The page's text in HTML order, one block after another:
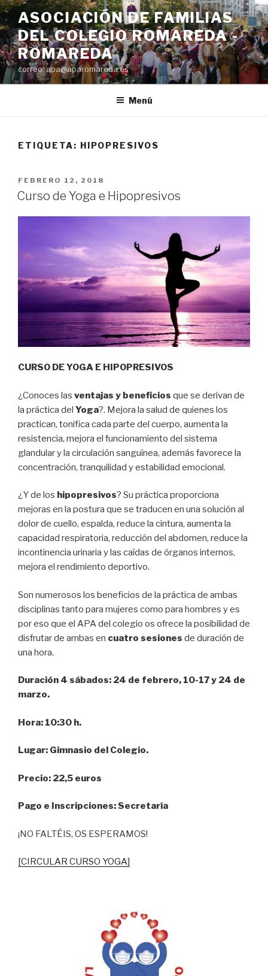
Saltar
al
contenido
ASOCIACIÓN DE FAMILIAS
DEL COLEGIO ROMAREDA -
ROMAREDA
correo: apa@aparomareda.es
Menú
ETIQUETA: HIPOPRESIVOS
PUBLICADO
EL
FEBRERO 12, 2018
Curso de Yoga e Hipopresivos
CURSO DE YOGA E HIPOPRESIVOS
¿Conoces las ventajas y beneficios que se derivan de
la práctica del Yoga?. Mejora la salud de quienes los
practican, tonifica cada parte del cuerpo, aumenta la
resistencia, mejora el funcionamiento del sistema
glandular y la circulación sanguínea, además favorece la
concentración, tranquilidad y estabilidad emocional.
¿Y de los hipopresivos? Su práctica proporciona
mejoras en la postura que se traducen en una solución al
dolor de cuello, espalda, reduce la cintura, aumenta la
capacidad respiratoria, reducción del abdomen, reduce la
incontinencia urinaria y las caídas de órganos internos,
mejora el rendimiento deportivo.
Son numerosos los beneficios de la práctica de ambas
disciplinas tanto para mujeres como para hombres y es
por eso que el APA del colegio os ofrece la posibilidad de
disfrutar de ambas en cuatro sesiones de duración de
una hora.
Duración 4 sábados: 24 de febrero, 10-17 y 24 de
marzo.
Hora: 10:30 h.
Lugar: Gimnasio del Colegio.
Precio: 22,5 euros
Pago e Inscripciones: Secretaría
¡NO FALTÉIS, OS ESPERAMOS!
[CIRCULAR CURSO YOGA]